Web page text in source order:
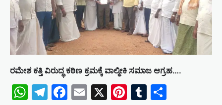
ರಮೇಶ ಕತ್ತಿ ವಿರುದ್ಧ ಕಠಿಣ ಕ್ರಮಕ್ಕೆ ವಾಲ್ಮೀಕಿ ಸಮಾಜ ಆಗ್ರಹ….
WhatsApp
Telegram
Facebook
Email
X Pinterest
Tumblr